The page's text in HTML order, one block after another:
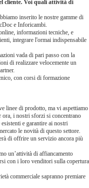
cliente. Voi quali attività di
inserito le nostre gamme di
e Inforicambi.
informazioni tecniche, e
integrare l'ormai indispensabile
vada di pari passo con la
di realizzare velocemente un
con corsi di formazione
linee di prodotto, ma vi aspettiamo
ora, i nostri sforzi si concentrano
e garantire ai nostri
le novità di questo settore.
di offrire un servizio ancora più
un’attività di affiancamento
con i loro venditori sulla copertura
commerciale sapranno premiare